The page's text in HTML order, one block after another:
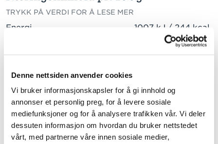
Denne nettsiden anvender cookies
Vi bruker informasjonskapsler for å gi innhold og
annonser et personlig preg, for å levere sosiale
mediefunksjoner og for å analysere trafikken vår. Vi deler
dessuten informasjon om hvordan du bruker nettstedet
vårt, med partnerne våre innen sosiale medier,
TRYKK PÅ VERDI FOR Å LESE MER
Energi
1007 kJ / 244 kcal
3,5 g
mettede fettsyrer
enumettede fettsyrer
flerumettede fettsyrer
Karbohydrater
11,3 g
herav: